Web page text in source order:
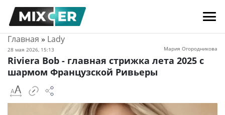
Главная » Lady
28 мая 2026, 15:13 Мария Огородникова
Riviera Bob - главная стрижка лета 2025 с
шармом Французской Ривьеры